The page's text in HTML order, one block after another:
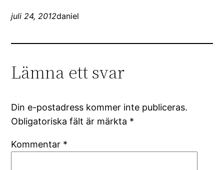
juli 24, 2012daniel
Lämna ett svar
Din e-postadress kommer inte publiceras.
Obligatoriska fält är märkta *
Kommentar *